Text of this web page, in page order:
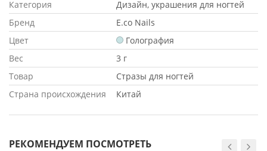
Категория
Дизайн, украшения для ногтей
Бренд
E.co Nails
Цвет
Голография
Вес
3 г
Товар
Стразы для ногтей
Страна происхождения
Китай
РЕКОМЕНДУЕМ ПОСМОТРЕТЬ